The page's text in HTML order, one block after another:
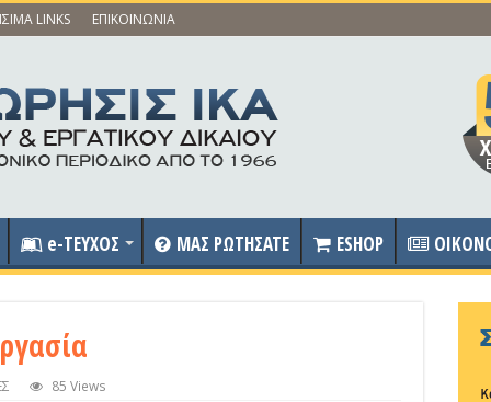
LINKS ΕΠΙΚΟΙΝΩΝΙΑ
e-ΤΕΥΧΟΣ ΜΑΣ ΡΩΤΗΣΑΤΕ ESHOP
85 Views